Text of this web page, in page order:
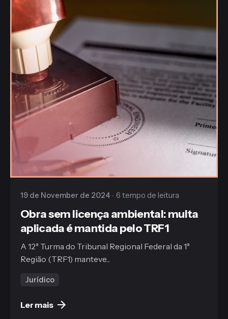
Gaiofato & Galvão
19 de November de 2024 6 tempo de leitura
Obra sem licença ambiental: multa
aplicada é mantida pelo TRF1
A 12ª Turma do Tribunal Regional Federal da 1ª
Região (TRF1) manteve...
Jurídico
Ler mais